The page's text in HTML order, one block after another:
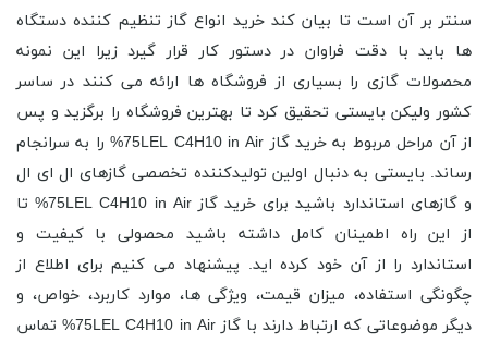
سنتر بر آن است تا بیان کند خرید انواع گاز تنظیم کننده دستگاه
ها باید با دقت فراوان در دستور کار قرار گیرد زیرا این نمونه
محصولات گازی را بسیاری از فروشگاه ها ارائه می کنند در ساسر
کشور ولیکن بایستی تحقیق کرد تا بهترین فروشگاه را برگزید و پس
از آن مراحل مربوط به خرید گاز 75LEL C4H10 in Air% را به سرانجام
رساند. بایستی به دنبال اولین تولیدکننده تخصصی گازهای ال ای ال
و گازهای استاندارد باشید برای خرید گاز 75LEL C4H10 in Air% تا
از این راه اطمینان کامل داشته باشید محصولی با کیفیت و
استاندارد را از آن خود کرده اید. پیشنهاد می کنیم برای اطلاع از
چگونگی استفاده، میزان قیمت، ویژگی ها، موارد کاربرد، خواص، و
دیگر موضوعاتی که ارتباط دارند با گاز 75LEL C4H10 in Air% تماس